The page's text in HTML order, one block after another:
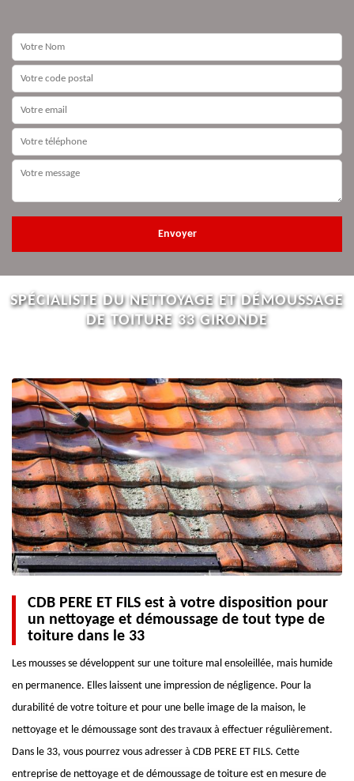
SPÉCIALISTE DU NETTOYAGE ET DÉMOUSSAGE
DE TOITURE 33 GIRONDE
CDB PERE ET FILS est à votre disposition pour
un nettoyage et démoussage de tout type de
toiture dans le 33
Les mousses se développent sur une toiture mal ensoleillée, mais humide
en permanence. Elles laissent une impression de négligence. Pour la
durabilité de votre toiture et pour une belle image de la maison, le
nettoyage et le démoussage sont des travaux à effectuer régulièrement.
Dans le 33, vous pourrez vous adresser à CDB PERE ET FILS. Cette
entreprise de nettoyage et de démoussage de toiture est en mesure de